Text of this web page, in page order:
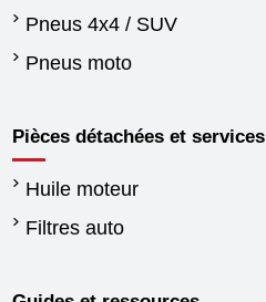
Pneus 4x4 / SUV
Pneus moto
Pièces détachées et services
Huile moteur
Filtres auto